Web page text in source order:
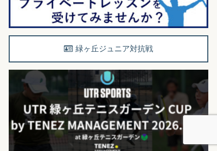
緑ヶ丘ジュニア対抗戦